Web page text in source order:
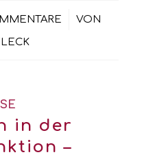
/ VON
in der
–